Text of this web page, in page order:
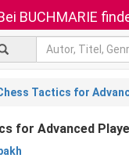
BUCHMARIE
Tactics for
for Advanced